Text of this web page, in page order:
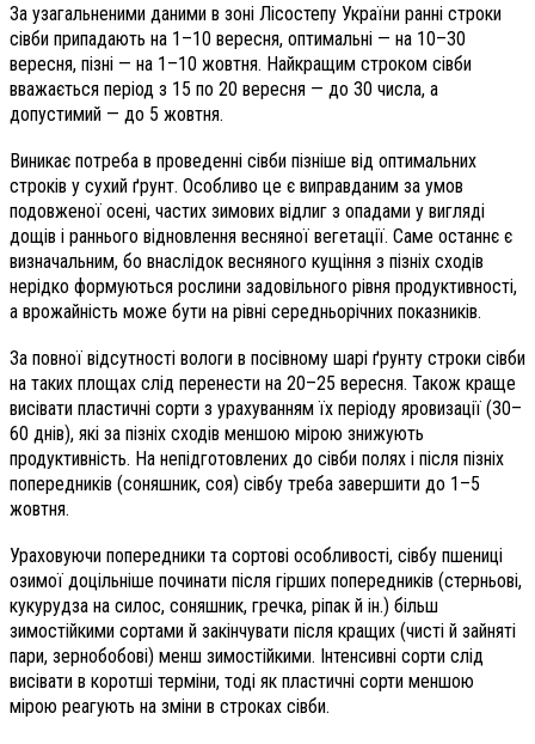
За узагальненими даними в зоні Лісостепу України ранні строки
сівби припадають на 1–10 вересня, оптимальні — на 10–30
вересня, пізні — на 1–10 жовтня. Найкращим строком сівби
вважається період з 15 по 20 вересня — до 30 числа, а
допустимий — до 5 жовтня.
Виникає потреба в проведенні сівби пізніше від оптимальних
строків у сухий ґрунт. Особливо це є виправданим за умов
подовженої осені, частих зимових відлиг з опадами у вигляді
дощів і раннього відновлення весняної вегетації. Саме останнє є
визначальним, бо внаслідок весняного кущіння з пізніх сходів
нерідко формуються рослини задовільного рівня продуктивності,
а врожайність може бути на рівні середньорічних показників.
За повної відсутності вологи в посівному шарі ґрунту строки сівби
на таких площах слід перенести на 20–25 вересня. Також краще
висівати пластичні сорти з урахуванням їх періоду яровизації (30–
60 днів), які за пізніх сходів меншою мірою знижують
продуктивність. На непідготовлених до сівби полях і після пізніх
попередників (соняшник, соя) сівбу треба завершити до 1–5
жовтня.
Ураховуючи попередники та сортові особливості, сівбу пшениці
озимої доцільніше починати після гірших попередників (стерньові,
кукурудза на силос, соняшник, гречка, ріпак й ін.) більш
зимостійкими сортами й закінчувати після кращих (чисті й зайняті
пари, зернобобові) менш зимостійкими. Інтенсивні сорти слід
висівати в коротші терміни, тоді як пластичні сорти меншою
мірою реагують на зміни в строках сівби.